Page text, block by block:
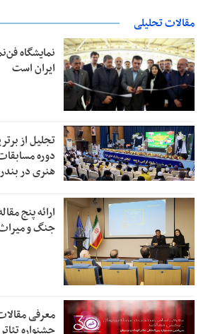
مقالات تحلیلی
نمایشگاه
ایران است
تجلیل از
دوره
هنری در
ارائه پنج
جنگ و
معرفی